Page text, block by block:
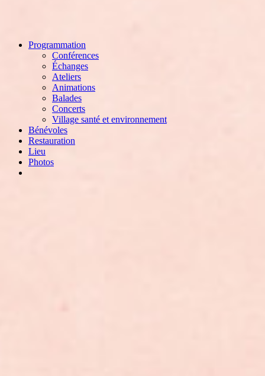
Menu
Programmation
Conférences
Échanges
Ateliers
Animations
Balades
Concerts
Village santé et environnement
Bénévoles
Restauration
Lieu
Photos